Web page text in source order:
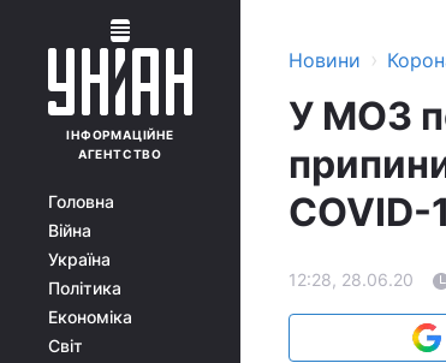
ІНФОРМАЦІЙНЕ
АГЕНТСТВО
Головна
Війна
Україна
Політика
Економіка
Світ
Новини ›
У МОЗ
COVID-
12:28, 28.06.20